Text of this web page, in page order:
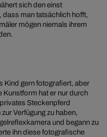
sich den einst
man tatsächlich hofft,
mögen niemals ihrem
Kind gern fotografiert, aber
Kunstform hat er nur durch
Steckenpferd
Verfügung zu haben,
und begann zu
ihn diese fotografische